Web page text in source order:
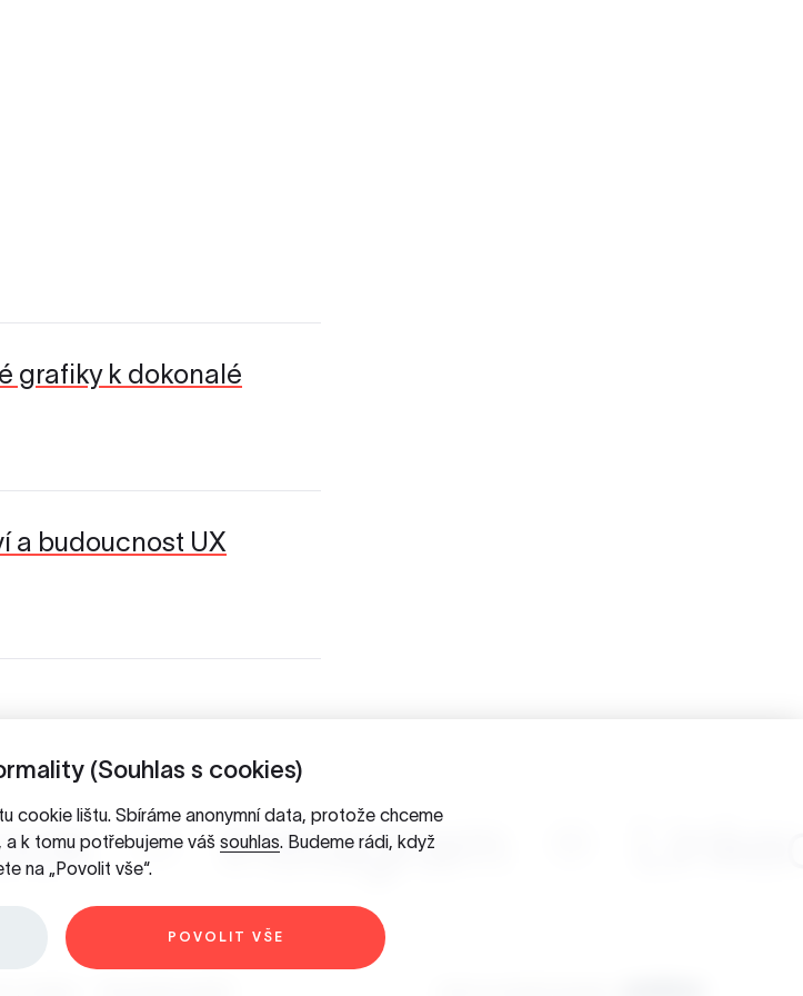
grafiky k dokonalé
a budoucnost UX
Instagram
(Souhlas s cookies)
cookie lištu. Sbíráme anonymní data, protože chceme
a k tomu potřebujeme váš souhlas. Budeme rádi, když
na „Povolit vše“.
POVOLIT VŠE